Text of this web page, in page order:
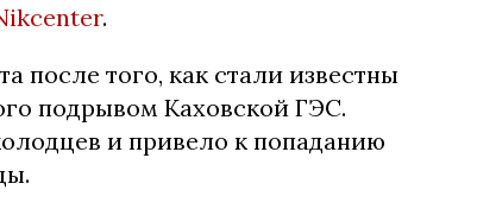
.
после того, как стали известны
подрывом Каховской ГЭС.
и привело к попаданию